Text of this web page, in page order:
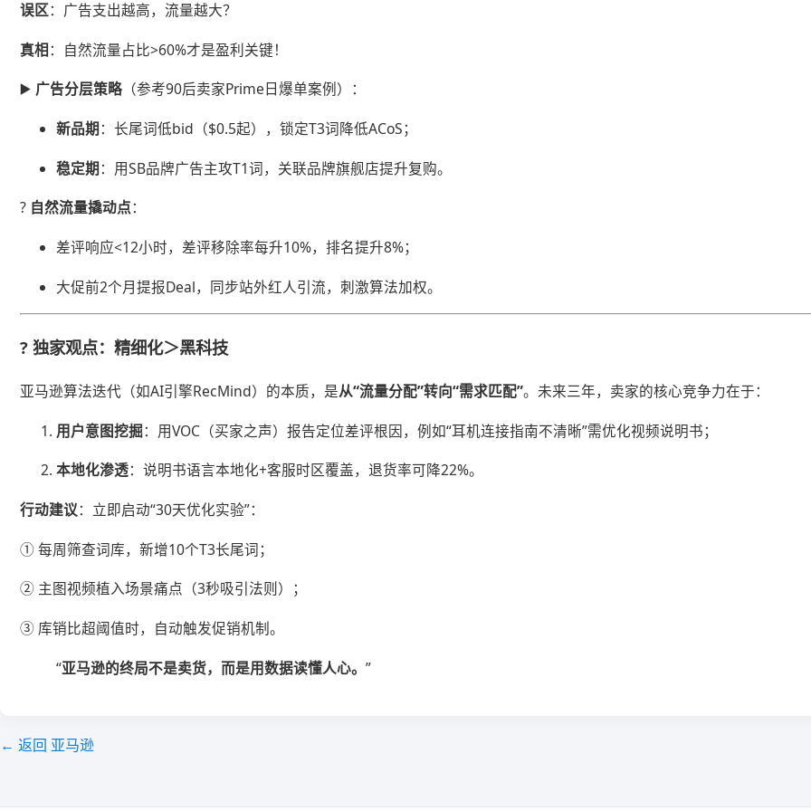
​误区​​：广告支出越高，流量越大？
​真相​​：自然流量占比>60%才是盈利关键！
▶️ ​ ​广告分层策略​ ​（参考90后卖家Prime日爆单案例）：
​新品期​​：长尾词低bid（$0.5起），锁定T3词降低ACoS；
​稳定期​​：用SB品牌广告主攻T1词，关联品牌旗舰店提升复购。
? ​ ​自然流量撬动点​​：
差评响应<12小时，差评移除率每升10%，排名提升8%；
大促前2个月提报Deal，同步站外红人引流，刺激算法加权。
? ​​独家观点：精细化＞黑科技​
亚马逊算法迭代（如AI引擎RecMind）的本质，是​​从“流量分配”转向“需求匹配”​​。未来三年，卖家的核心竞争力在于：
​用户意图挖掘​​：用VOC（买家之声）报告定位差评根因，例如“耳机连接指南不清晰”需优化视频说明书；
​本地化渗透​​：说明书语言本地化+客服时区覆盖，退货率可降22%。
​行动建议​​：立即启动“30天优化实验”：
① 每周筛查词库，新增10个T3长尾词；
② 主图视频植入场景痛点（3秒吸引法则）；
③ 库销比超阈值时，自动触发促销机制。
“​​亚马逊的终局不是卖货，而是用数据读懂人心。​​”
← 返回 亚马逊